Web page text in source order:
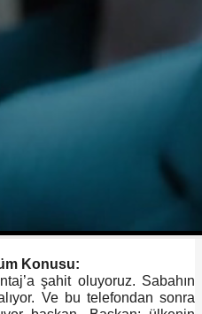
Konusu:
şahit oluyoruz. Sabahın
Ve bu telefondan sonra